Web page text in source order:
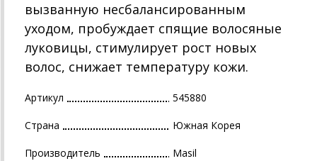
вызванную несбалансированным
уходом, пробуждает спящие волосяные
луковицы, стимулирует рост новых
волос, снижает температуру кожи.
Артикул 545880
Страна Южная Корея
Производитель Masil